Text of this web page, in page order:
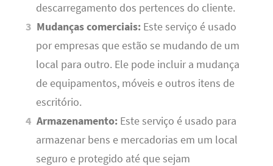
descarregamento dos pertences do cliente.
Mudanças comerciais: Este serviço é usado
por empresas que estão se mudando de um
local para outro. Ele pode incluir a mudança
de equipamentos, móveis e outros itens de
escritório.
Armazenamento: Este serviço é usado para
armazenar bens e mercadorias em um local
seguro e protegido até que sejam